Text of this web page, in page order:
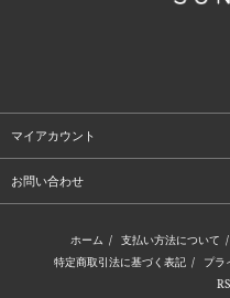
マイアカウント
お問い合わせ
ホーム / 支払い方法について /
特定商取引法に基づく表記 / プラ